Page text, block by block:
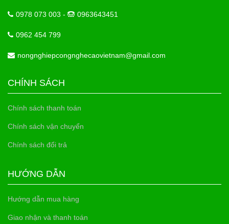
0978 073 003 - 0963643451
0962 454 799
nongnghiepcongnghecaovietnam@gmail.com
CHÍNH SÁCH
Chính sách thanh toán
Chính sách vận chuyển
Chính sách đổi trả
HƯỚNG DẪN
Hướng dẫn mua hàng
Giao nhận và thanh toán